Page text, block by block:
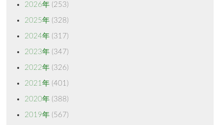
2026年(253)
2025年(328)
2024年(317)
2023年(347)
2022年(326)
2021年(401)
2020年(388)
2019年(567)